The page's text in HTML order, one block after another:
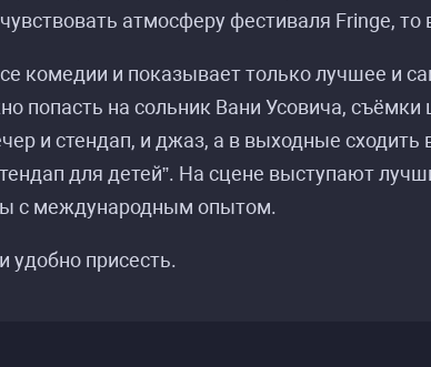
атмосферу фестиваля Fringe, то
комедии и показывает только лучшее и
попасть на сольник Вани Усовича,
и стендап, и джаз, а в выходные сходить
для детей”. На сцене выступают
с международным опытом.
удобно присесть.